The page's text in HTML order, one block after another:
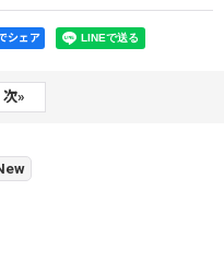
シェア
次»